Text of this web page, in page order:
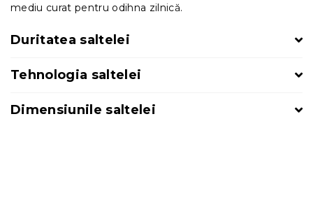
mediu curat pentru odihna zilnică.
Duritatea saltelei
Tehnologia saltelei
Dimensiunile saltelei